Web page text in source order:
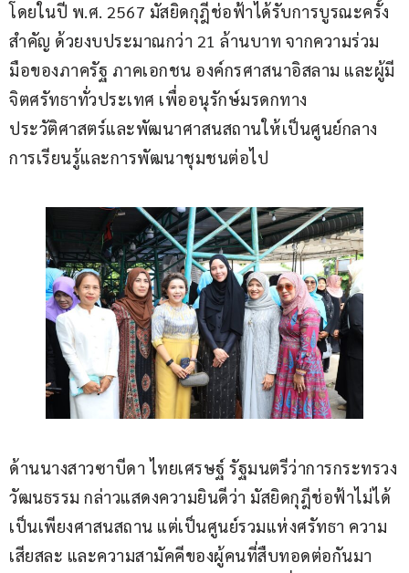
โดยในปี พ.ศ. 2567 มัสยิดกุฎีช่อฟ้าได้รับการบูรณะครั้ง
สำคัญ ด้วยงบประมาณกว่า 21 ล้านบาท จากความร่วม
มือของภาครัฐ ภาคเอกชน องค์กรศาสนาอิสลาม และผู้มี
จิตศรัทธาทั่วประเทศ เพื่ออนุรักษ์มรดกทาง
ประวัติศาสตร์และพัฒนาศาสนสถานให้เป็นศูนย์กลาง
การเรียนรู้และการพัฒนาชุมชนต่อไป
ด้านนางสาวซาบีดา ไทยเศรษฐ์ รัฐมนตรีว่าการกระทรวง
วัฒนธรรม กล่าวแสดงความยินดีว่า มัสยิดกุฎีช่อฟ้าไม่ได้
เป็นเพียงศาสนสถาน แต่เป็นศูนย์รวมแห่งศรัทธา ความ
เสียสละ และความสามัคคีของผู้คนที่สืบทอดต่อกันมา